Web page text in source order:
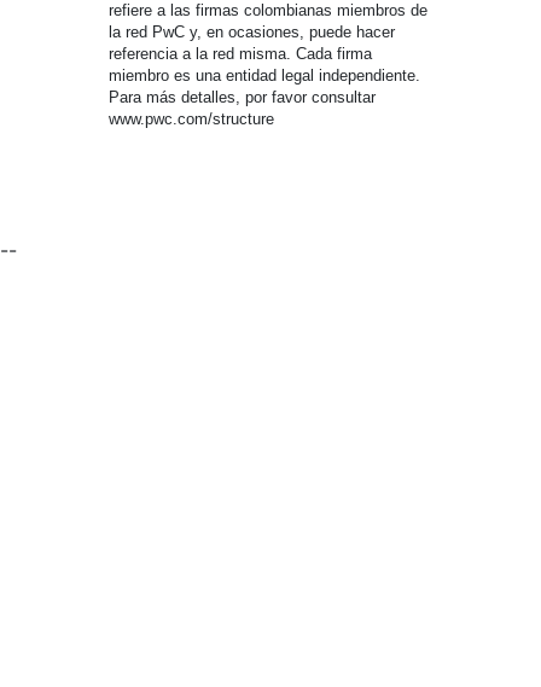
refiere a las firmas colombianas miembros de
la red PwC y, en ocasiones, puede hacer
referencia a la red misma. Cada firma
miembro es una entidad legal independiente.
Para más detalles, por favor consultar
www.pwc.com/structure
--